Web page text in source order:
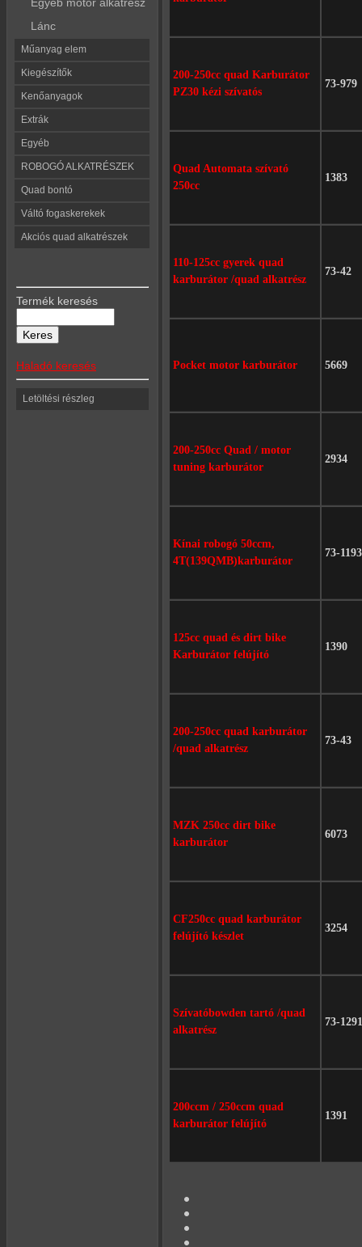
Lánc
Műanyag elem
Kiegészítők
Kenőanyagok
Extrák
Egyéb
ROBOGÓ ALKATRÉSZEK
Quad bontó
Váltó fogaskerekek
Akciós quad alkatrészek
Termék keresés
Haladó keresés
Letöltési részleg
200-250cc quad Karburátor
PZ30 kézi szívatós
73-979
Quad Automata szívató
250cc
1383
110-125cc gyerek quad
karburátor /quad alkatrész
73-42
Pocket motor karburátor 5669
200-250cc Quad / motor
tuning karburátor
2934
Kínai robogó 50ccm,
4T(139QMB)karburátor
73-1193
125cc quad és dirt bike
Karburátor felújító
1390
200-250cc quad karburátor
/quad alkatrész
73-43
MZK 250cc dirt bike
karburátor
6073
CF250cc quad karburátor
felújító készlet
3254
Szívatóbowden tartó /quad
alkatrész
73-1291
200ccm / 250ccm quad
karburátor felújító
1391